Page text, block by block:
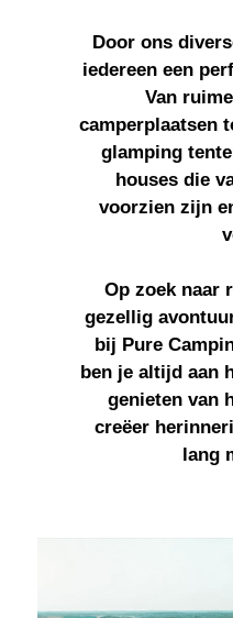
Door ons
iedereen een
Van
camperplaatsen
glamping
houses die
voorzien zijn
Op zoek naar
gezellig
bij Pure
ben je altijd aan
genieten van
creëer
lang